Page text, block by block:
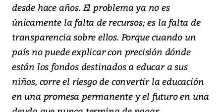
desde hace años. El problema ya no es
únicamente la falta de recursos; es la falta de
transparencia sobre ellos. Porque cuando un
país no puede explicar con precisión dónde
están los fondos destinados a educar a sus
niños, corre el riesgo de convertir la educación
en una promesa permanente y el futuro en una